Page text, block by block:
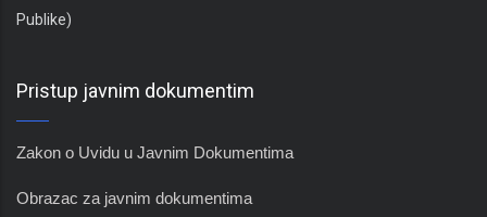
Publike)
Pristup javnim dokumentim
Zakon o Uvidu u Javnim Dokumentima
Obrazac za javnim dokumentima